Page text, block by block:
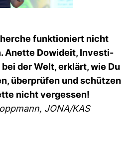
funk­tio­niert nicht
Anette Dowi­deit, Inves­ti­
der Welt, erklärt, wie Du
über­prüfen und schützen
nicht ver­gessen!
JONA/KAS